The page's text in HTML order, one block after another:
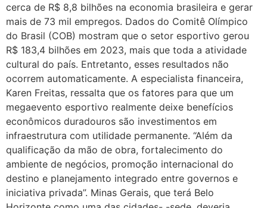
cerca de R$ 8,8 bilhões na economia brasileira e gerar
mais de 73 mil empregos. Dados do Comitê Olímpico
do Brasil (COB) mostram que o setor esportivo gerou
R$ 183,4 bilhões em 2023, mais que toda a atividade
cultural do país. Entretanto, esses resultados não
ocorrem automaticamente. A especialista financeira,
Karen Freitas, ressalta que os fatores para que um
megaevento esportivo realmente deixe benefícios
econômicos duradouros são investimentos em
infraestrutura com utilidade permanente. “Além da
qualificação da mão de obra, fortalecimento do
ambiente de negócios, promoção internacional do
destino e planejamento integrado entre governos e
iniciativa privada”. Minas Gerais, que terá Belo